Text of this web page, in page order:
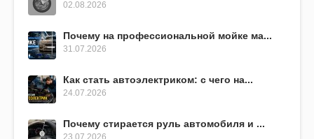
02.08.2026
Почему на профессиональной мойке ма...
31.07.2026
Как стать автоэлектриком: с чего на...
24.07.2026
Почему стирается руль автомобиля и ...
23.07.2026